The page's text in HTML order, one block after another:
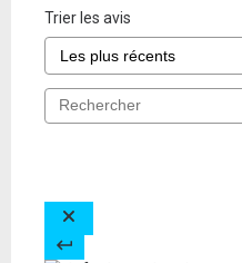
Trier les avis